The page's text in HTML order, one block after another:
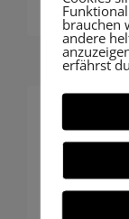
von
brauchen
andere
erfährst